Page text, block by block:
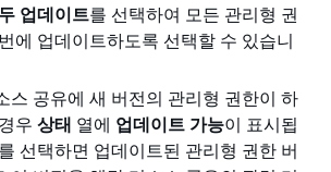
업데이트를 선택하여 모든 관리형 권
에 업데이트하도록 선택할 수 있습니
스 공유에 새 버전의 관리형 권한이 하
우 상태 열에 업데이트 가능이 표시됩
선택하면 업데이트된 관리형 권한 버